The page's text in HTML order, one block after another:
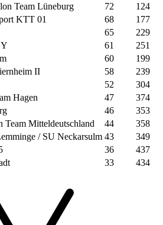
Team Lüneburg 72
124
KTT 01 68
177
65
229
61
251
60
199
II 58
239
52
304
Hagen 47
374
46
353
Team Mitteldeutschland 44
358
/ SU Neckarsulm 43
349
36
437
33 434